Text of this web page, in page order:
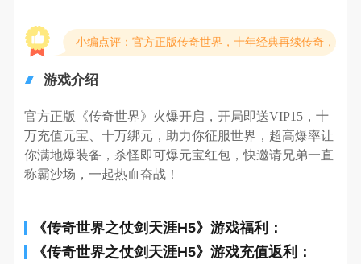
小编点评：官方正版传奇世界，十年经典再续传奇，超
游戏介绍
官方正版《传奇世界》 火爆开启，开局即送VIP15，十
万充值元宝、十万绑元，助力你征服世界，超高爆率让
你满地爆装备，杀怪即可爆元宝红包，快邀请兄弟一直
称霸沙场，一起热血奋战！
《传奇世界之仗剑天涯H5》游戏福利：
《传奇世界之仗剑天涯H5》游戏充值返利：